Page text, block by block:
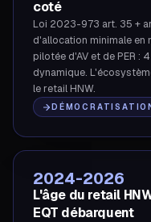
coté
Loi 2023-973 art. 35 +
d'allocation minimale
pilotée d'AV et de PER :
dynamique.
le retail HNW.
2024-2026
L'âge du retail
EQT débarquent